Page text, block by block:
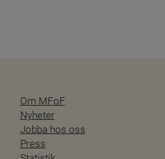
Om MFoF
Nyheter
Jobba hos oss
Press